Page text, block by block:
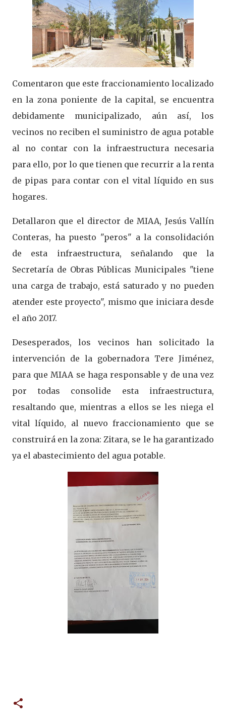
Comentaron que este fraccionamiento localizado
en la zona poniente de la capital, se encuentra
debidamente municipalizado, aún así, los
vecinos no reciben el suministro de agua potable
al no contar con la infraestructura necesaria
para ello, por lo que tienen que recurrir a la renta
de pipas para contar con el vital líquido en sus
hogares.
Detallaron que el director de MIAA, Jesús Vallín
Conteras, ha puesto "peros" a la consolidación
de esta infraestructura, señalando que la
Secretaría de Obras Públicas Municipales "tiene
una carga de trabajo, está saturado y no pueden
atender este proyecto", mismo que iniciara desde
el año 2017.
Desesperados, los vecinos han solicitado la
intervención de la gobernadora Tere Jiménez,
para que MIAA se haga responsable y de una vez
por todas consolide esta infraestructura,
resaltando que, mientras a ellos se les niega el
vital líquido, al nuevo fraccionamiento que se
construirá en la zona: Zitara, se le ha garantizado
ya el abastecimiento del agua potable.